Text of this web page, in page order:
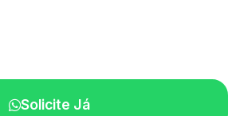
Solicite Já